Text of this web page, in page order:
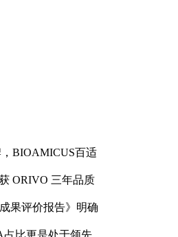
BIOAMICUS百适
ORIVO 三年品质
果评价报告》明确
比更是处于领先